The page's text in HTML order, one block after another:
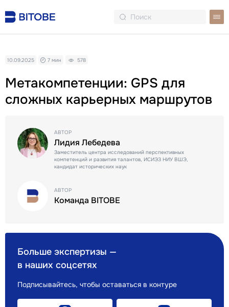
Метакомпетенции: GPS для
сложных карьерных маршрутов
10.09.2025 7 мин 578
Больше экспертизы —
в наших соцсетях
Подписывайтесь, чтобы оставаться в контуре
АВТОР
Лидия Лебедева
Заместитель центра исследований перспективных
компетенций и развития талантов, ИСИЭЗ НИУ ВШЭ,
кандидат исторических наук
АВТОР
Команда BITOBE